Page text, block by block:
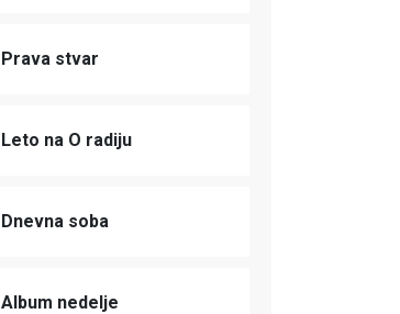
Prava stvar
Leto na O radiju
Dnevna soba
Album nedelje